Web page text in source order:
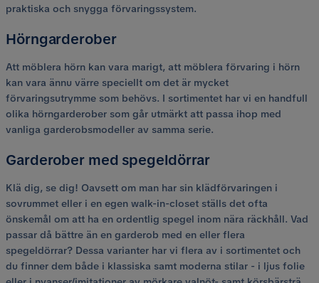
praktiska och snygga förvaringssystem.
Hörngarderober
Att möblera hörn kan vara marigt, att möblera förvaring i hörn
kan vara ännu värre speciellt om det är mycket
förvaringsutrymme som behövs. I sortimentet har vi en handfull
olika hörngarderober som går utmärkt att passa ihop med
vanliga garderobsmodeller av samma serie.
Garderober med spegeldörrar
Klä dig, se dig! Oavsett om man har sin klädförvaringen i
sovrummet eller i en egen walk-in-closet ställs det ofta
önskemål om att ha en ordentlig spegel inom nära räckhåll. Vad
passar då bättre än en garderob med en eller flera
spegeldörrar? Dessa varianter har vi flera av i sortimentet och
du finner dem både i klassiska samt moderna stilar - i ljus folie